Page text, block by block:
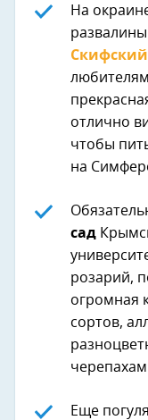
На
Скифский
отлично
чтобы
на
сад
розарий,
огромная
сортов,
Еще